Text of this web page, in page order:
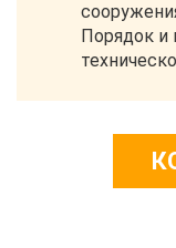
Порядок и